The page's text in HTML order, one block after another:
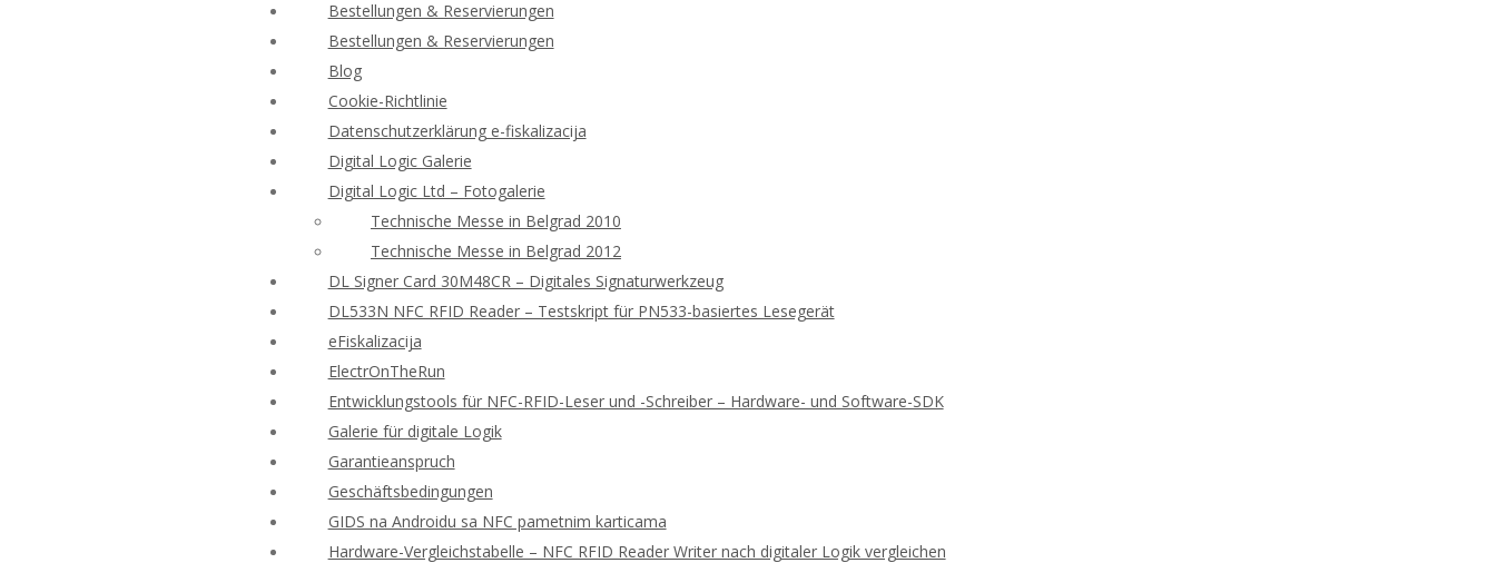
Bestellungen & Reservierungen
Bestellungen & Reservierungen
Blog
Cookie-Richtlinie
Datenschutzerklärung e-fiskalizacija
Digital Logic Galerie
Digital Logic Ltd – Fotogalerie
Technische Messe in Belgrad 2010
Technische Messe in Belgrad 2012
DL Signer Card 30M48CR – Digitales Signaturwerkzeug
DL533N NFC RFID Reader – Testskript für PN533-basiertes Lesegerät
eFiskalizacija
ElectrOnTheRun
Entwicklungstools für NFC-RFID-Leser und -Schreiber – Hardware- und Software-SDK
Galerie für digitale Logik
Garantieanspruch
Geschäftsbedingungen
GIDS na Androidu sa NFC pametnim karticama
Hardware-Vergleichstabelle – NFC RFID Reader Writer nach digitaler Logik vergleichen